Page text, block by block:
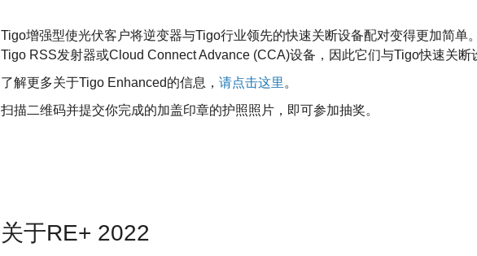
Tigo增强型使光伏客户将逆变器与Tigo行业领先的快速关断设备配对变得更加简单
Tigo RSS发射器或Cloud Connect Advance (CCA)设备，因此它们与Tigo快速关断
了解更多关于Tigo Enhanced的信息， 请点击这里 。
扫描二维码并提交你完成的加盖印章的护照照片，即可参加抽奖。
关于RE+ 2022